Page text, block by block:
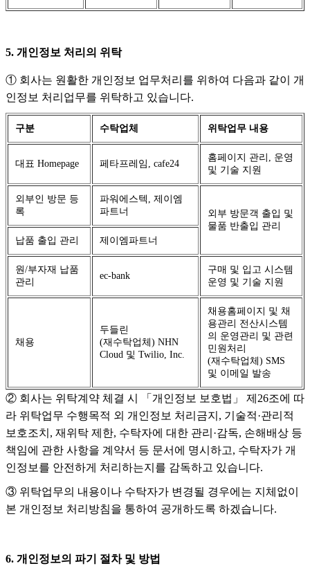
5. 개인정보 처리의 위탁
① 회사는 원활한 개인정보 업무처리를 위하여 다음과 같이 개
인정보 처리업무를 위탁하고 있습니다.
구분 수탁업체 위탁업무 내용
대표 Homepage 페타프레임, cafe24
홈페이지 관리, 운영
및 기술 지원
외부인 방문 등
록
파워에스텍, 제이엠
파트너
외부 방문객 출입 및
물품 반출입 관리
납품 출입 관리
제이엠파트너
원/부자재 납품
관리
ec-bank
구매 및 입고 시스템
운영 및 기술 지원
채용
두들린
(재수탁업체) NHN
Cloud 및 Twilio, Inc.
채용홈페이지 및 채
용관리 전산시스템
의 운영관리 및 관련
민원처리
(재수탁업체) SMS
및 이메일 발송
② 회사는 위탁계약 체결 시 「개인정보 보호법」 제26조에 따
라 위탁업무 수행목적 외 개인정보 처리금지, 기술적·관리적
보호조치, 재위탁 제한, 수탁자에 대한 관리·감독, 손해배상 등
책임에 관한 사항을 계약서 등 문서에 명시하고, 수탁자가 개
인정보를 안전하게 처리하는지를 감독하고 있습니다.
③ 위탁업무의 내용이나 수탁자가 변경될 경우에는 지체없이
본 개인정보 처리방침을 통하여 공개하도록 하겠습니다.
6. 개인정보의 파기 절차 및 방법